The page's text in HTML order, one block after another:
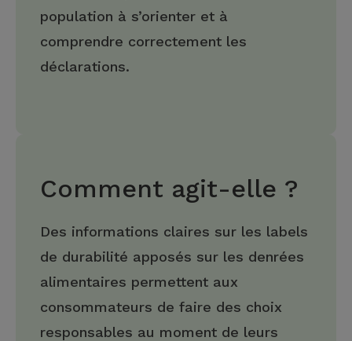
population à s’orienter et à
comprendre correctement les
déclarations.
Comment agit-elle ?
Des informations claires sur les labels
de durabilité apposés sur les denrées
alimentaires permettent aux
consommateurs de faire des choix
responsables au moment de leurs